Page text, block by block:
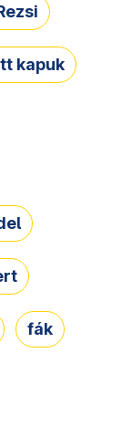
kapuk
fák